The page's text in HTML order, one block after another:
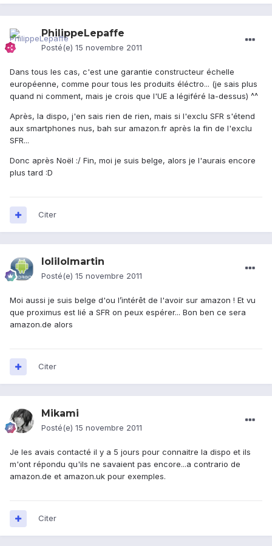
PhilippeLepaffe
Posté(e) 15 novembre 2011
Dans tous les cas, c'est une garantie constructeur échelle
européenne, comme pour tous les produits éléctro... (je sais plus
quand ni comment, mais je crois que l'UE a légiféré la-dessus) ^^
Après, la dispo, j'en sais rien de rien, mais si l'exclu SFR s'étend
aux smartphones nus, bah sur amazon.fr après la fin de l'exclu
SFR...
Donc après Noël :/ Fin, moi je suis belge, alors je l'aurais encore
plus tard :D
Citer
lolilolmartin
Posté(e) 15 novembre 2011
Moi aussi je suis belge d'ou l’intérêt de l'avoir sur amazon ! Et vu
que proximus est lié a SFR on peux espérer... Bon ben ce sera
amazon.de alors
Citer
Mikami
Posté(e) 15 novembre 2011
Je les avais contacté il y a 5 jours pour connaitre la dispo et ils
m'ont répondu qu'ils ne savaient pas encore...a contrario de
amazon.de et amazon.uk pour exemples.
Citer